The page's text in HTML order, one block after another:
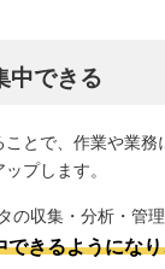
中できる
とで、作業や業務
プします。
の収集・分析・管
できるようにな